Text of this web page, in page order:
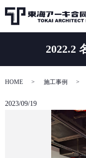
2022.2
HOME 施工事例
2023/09/19